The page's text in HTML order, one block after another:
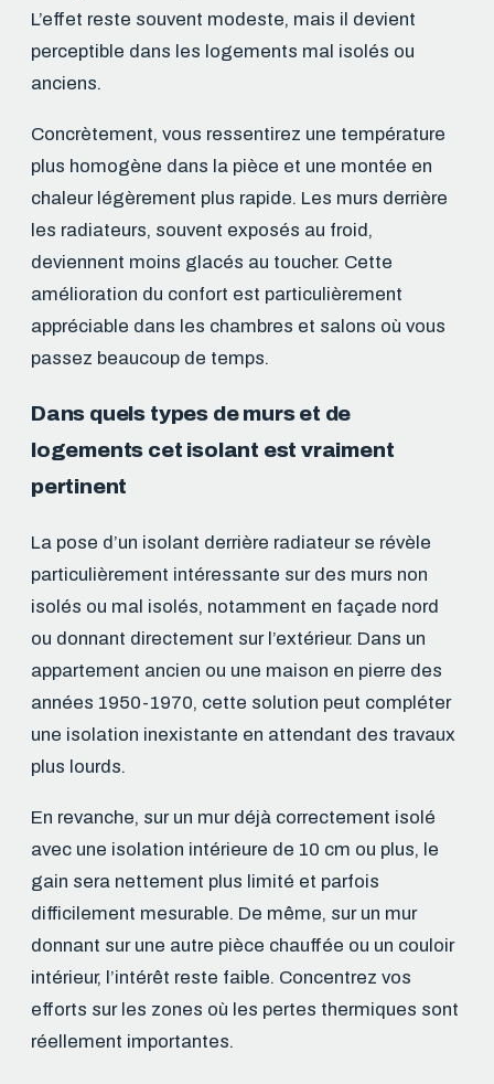
L’effet reste souvent modeste, mais il devient
perceptible dans les logements mal isolés ou
anciens.
Concrètement, vous ressentirez une température
plus homogène dans la pièce et une montée en
chaleur légèrement plus rapide. Les murs derrière
les radiateurs, souvent exposés au froid,
deviennent moins glacés au toucher. Cette
amélioration du confort est particulièrement
appréciable dans les chambres et salons où vous
passez beaucoup de temps.
Dans quels types de murs et de
logements cet isolant est vraiment
pertinent
La pose d’un isolant derrière radiateur se révèle
particulièrement intéressante sur des murs non
isolés ou mal isolés, notamment en façade nord
ou donnant directement sur l’extérieur. Dans un
appartement ancien ou une maison en pierre des
années 1950-1970, cette solution peut compléter
une isolation inexistante en attendant des travaux
plus lourds.
En revanche, sur un mur déjà correctement isolé
avec une isolation intérieure de 10 cm ou plus, le
gain sera nettement plus limité et parfois
difficilement mesurable. De même, sur un mur
donnant sur une autre pièce chauffée ou un couloir
intérieur, l’intérêt reste faible. Concentrez vos
efforts sur les zones où les pertes thermiques sont
réellement importantes.